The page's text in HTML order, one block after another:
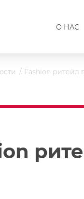
О НАС
Fashion ритейл